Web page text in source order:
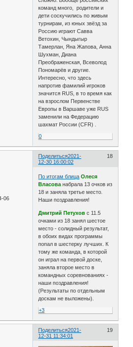
команд много, родители и
дети соскучились по живым
турнирам, из юных звёзд за
Россию играют Савва
Ветохин, Чындыгыр
Тамерлан, Яна Жапова, Анна
Шухман, Диана
Преображенская, Всеволод
Пономарёв и другие.
Интересно, что здесь
напротив фамилий игроков
значится RUS, в то время как
на взрослом Первенстве
Европы в Варшаве уже RUS
заменили на Федерацию
шахмат России (СFR) .
0
Поделиться 18
2021-
12-30 16:00:02
06
По итогам блица Олеся
Власова набрала 13 очков из
18 и заняла третье место.
Наши поздравления!
Дмитрий Петухов с 11.5
очками из 18 занял шестое
место - солидный результат,
в обоих видах программы
попал в шестерку лучших. К
тому же команда, в которой
он играл на первой доске,
заняла второе место в
командных соревнованиях -
наши поздравления!
(Результаты по отдельным
доскам не выложены).
+3
Поделиться 19
2021-
12-31 11:34:01